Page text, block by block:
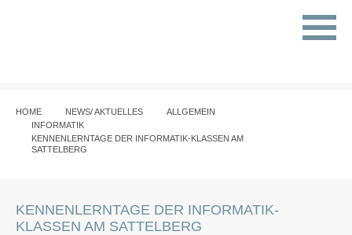
HOME NEWS/ AKTUELLES
ALLGEMEIN
INFORMATIK
KENNENLERNTAGE DER INFORMATIK-KLASSEN AM
SATTELBERG
KENNENLERNTAGE DER INFORMATIK-
KLASSEN AM SATTELBERG